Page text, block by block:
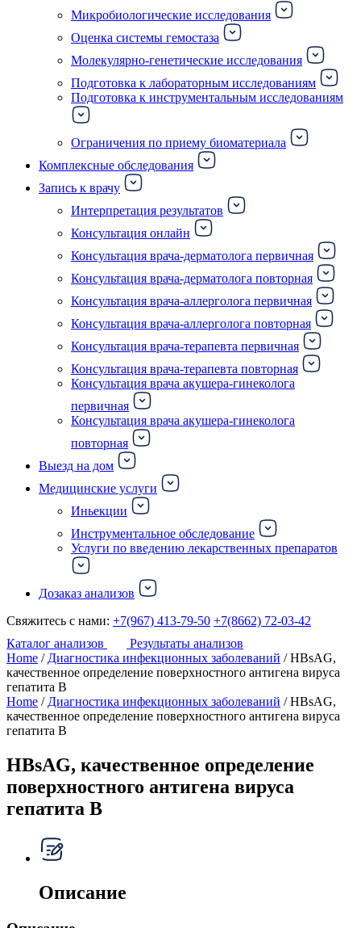
Микробиологические исследования
Оценка системы гемостаза
Молекулярно-генетические исследования
Подготовка к лабораторным исследованиям
Подготовка к инструментальным исследованиям
Ограничения по приему биоматериала
Комплексные обследования
Запись к врачу
Интерпретация результатов
Консультация онлайн
Консультация врача-дерматолога первичная
Консультация врача-дерматолога повторная
Консультация врача-аллерголога первичная
Консультация врача-аллерголога повторная
Консультация врача-терапевта первичная
Консультация врача-терапевта повторная
Консультация врача акушера-гинеколога
первичная
Консультация врача акушера-гинеколога
повторная
Выезд на дом
Медицинские услуги
Иньекции
Инструментальное обследование
Услуги по введению лекарственных препаратов
Дозаказ анализов
Свяжитесь с нами: +7(967) 413-79-50 +7(8662) 72-03-42
Каталог анализов
Результаты анализов
Home / Диагностика инфекционных заболеваний / HBsAG,
качественное определение поверхностного антигена вируса
гепатита В
Home / Диагностика инфекционных заболеваний / HBsAG,
качественное определение поверхностного антигена вируса
гепатита В
HBsAG, качественное определение
поверхностного антигена вируса
гепатита В
Описание